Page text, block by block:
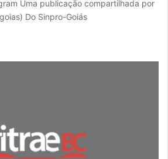
Uma publicação compartilhada por
Do Sinpro-Goiás